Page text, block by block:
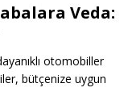
Veda:
otomobiller
bütçenize uygun